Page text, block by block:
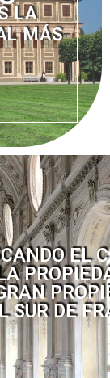
LA
MÁS
EL
SUR DE